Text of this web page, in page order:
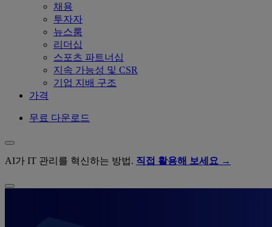
채용
투자자
뉴스룸
리더십
스포츠 파트너십
지속 가능성 및 CSR
기업 지배 구조
가격
무료 다운로드
AI가 IT 관리를 혁신하는 방법. 직접 활용해 보세요 →